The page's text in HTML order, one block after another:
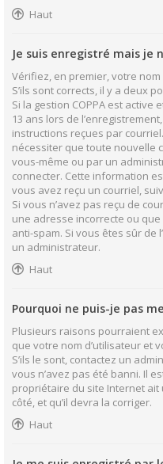
Haut
Je suis enregistré mais je
Vérifiez, en premier, votre
S’ils sont corrects, il y a deux
Si la gestion COPPA est
13 ans lors de
instructions reçues par
nécessiter que toute nouvelle
vous-même ou par un
connecter. Cette information
vous avez reçu un courriel,
Si vous n’avez pas reçu de
une adresse incorrecte ou
anti-spam. Si vous êtes sûr de
un administrateur.
Haut
Pourquoi ne puis-je pas
Plusieurs raisons pourraient
que votre nom d’utilisateur et
S’ils le sont, contactez un
vous n’avez pas été banni. Il
propriétaire du site Internet
côté, et qu’il devra la corriger.
Haut